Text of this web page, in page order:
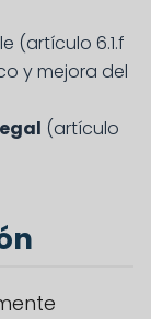
(artículo 6.1.f
y mejora del
(artículo